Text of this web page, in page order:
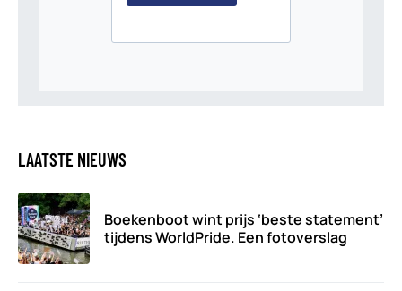
LAATSTE NIEUWS
Boekenboot wint prijs ‘beste statement’
tijdens WorldPride. Een fotoverslag